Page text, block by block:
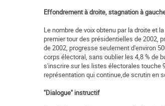
Effondrement à droite, stagnation à
Le nombre de voix obtenu par la droite et
premier tour des présidentielles de 2002,
de 2002, progresse seulement d'environ
corps électoral, sans oublier les 4,8 % de
s'inscrire sur les listes électorales touche
représentation qui continue,de scrutin en
"Dialogue" instructif